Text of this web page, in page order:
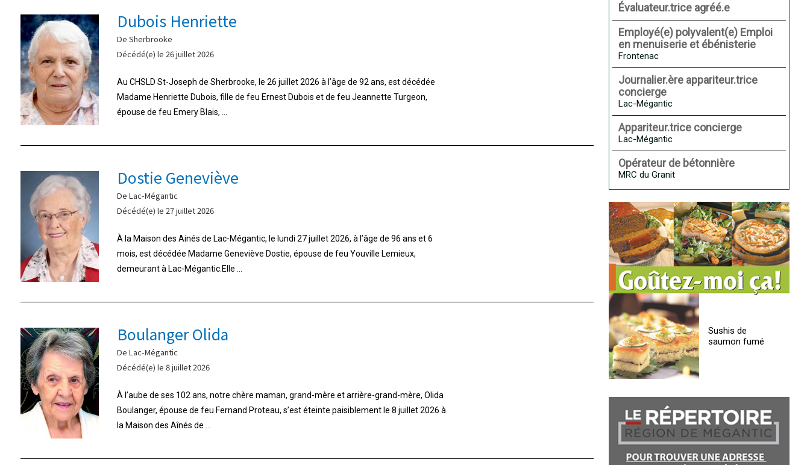
Dubois Henriette
De Sherbrooke
Décédé(e) le 26 juillet 2026
Au CHSLD St-Joseph de Sherbrooke, le 26 juillet 2026 à l’âge de 92 ans, est décédée
Madame Henriette Dubois, fille de feu Ernest Dubois et de feu Jeannette Turgeon,
épouse de feu Emery Blais, ...
Dostie Geneviève
De Lac-Mégantic
Décédé(e) le 27 juillet 2026
À la Maison des Ainés de Lac-Mégantic, le lundi 27 juillet 2026, à l’âge de 96 ans et 6
mois, est décédée Madame Geneviève Dostie, épouse de feu Youville Lemieux,
demeurant à Lac-Mégantic.Elle ...
Boulanger Olida
De Lac-Mégantic
Décédé(e) le 8 juillet 2026
À l’aube de ses 102 ans, notre chère maman, grand-mère et arrière-grand-mère, Olida
Boulanger, épouse de feu Fernand Proteau, s’est éteinte paisiblement le 8 juillet 2026 à
la Maison des Aînés de ...
Évaluateur.trice agréé.e
Employé(e) polyvalent(e) Emploi
en menuiserie et ébénisterie
Frontenac
Journalier.ère appariteur.trice
concierge
Lac-Mégantic
Appariteur.trice concierge
Lac-Mégantic
Opérateur de bétonnière
MRC du Granit
Sushis de
saumon fumé